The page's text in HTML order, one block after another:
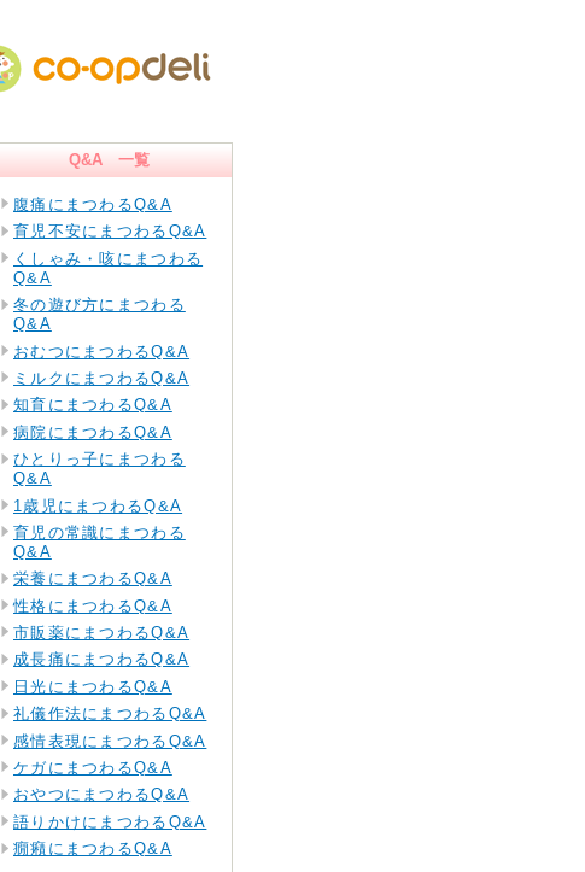
Q&A 一覧
腹痛にまつわるQ&A
育児不安にまつわるQ&A
くしゃみ・咳にまつわる
Q&A
冬の遊び方にまつわる
Q&A
おむつにまつわるQ&A
ミルクにまつわるQ&A
知育にまつわるQ&A
病院にまつわるQ&A
ひとりっ子にまつわる
Q&A
1歳児にまつわるQ&A
育児の常識にまつわる
Q&A
栄養にまつわるQ&A
性格にまつわるQ&A
市販薬にまつわるQ&A
成長痛にまつわるQ&A
日光にまつわるQ&A
礼儀作法にまつわるQ&A
感情表現にまつわるQ&A
ケガにまつわるQ&A
おやつにまつわるQ&A
語りかけにまつわるQ&A
癇癪にまつわるQ&A